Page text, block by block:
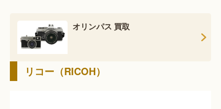
オリンパス 買取
リコー（RICOH）